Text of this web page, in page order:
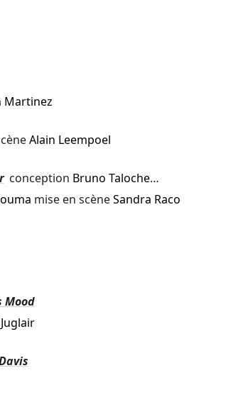
Martinez
Alain Leempoel
conception Bruno Taloche…
mise en scèneSandra Raco
Mood